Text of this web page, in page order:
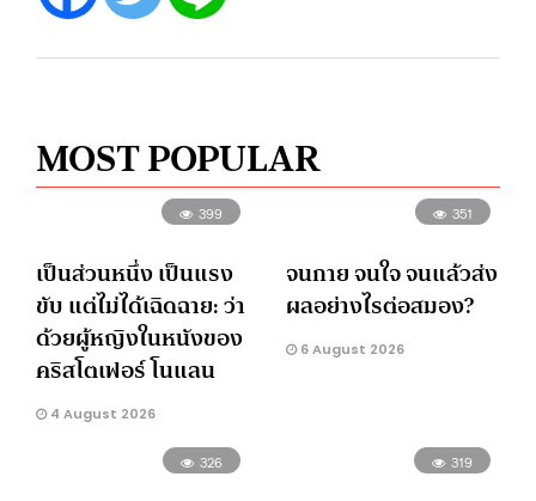
MOST POPULAR
399
เป็นส่วนหนึ่ง เป็นแรง
ขับ แต่ไม่ได้เฉิดฉาย: ว่า
ด้วยผู้หญิงในหนังของ
คริสโตเฟอร์ โนแลน
4 August 2026
351
จนกาย จนใจ จนแล้วส่ง
ผลอย่างไรต่อสมอง?
6 August 2026
326 319